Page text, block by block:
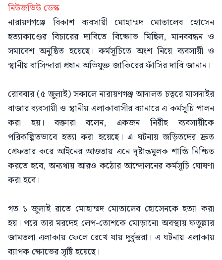
নিউজভিউ ডেস্ক
নারায়ণগঞ্জে বিকাশ ব্যবসায়ী মোহাম্মদ মোতালেব হোসেন
হত্যাকাণ্ডের বিচারের দাবিতে বিক্ষোভ মিছিল, মানববন্ধন ও
সমাবেশ অনুষ্ঠিত হয়েছে। কর্মসূচিতে অংশ নিয়ে ব্যবসায়ী ও
স্থানীয় বাসিন্দারা প্রধান অভিযুক্ত জাকিরের ফাঁসির দাবি জানান।
রোববার (৫ জুলাই) সকালে নারায়ণগঞ্জ আদালত চত্বরে মাসদাইর
বাজার ব্যবসায়ী ও স্থানীয় এলাকাবাসীর ব্যানারে এ কর্মসূচি পালন
করা হয়। বক্তারা বলেন, একজন নিরীহ ব্যবসায়ীকে
পরিকল্পিতভাবে হত্যা করা হয়েছে। এ ঘটনায় জড়িতদের দ্রুত
গ্রেফতার করে আইনের আওতায় এনে দৃষ্টান্তমূলক শাস্তি নিশ্চিত
করতে হবে, অন্যথায় আরও কঠোর আন্দোলনের কর্মসূচি ঘোষণা
করা হবে।
গত ১ জুলাই রাতে মোহাম্মদ মোতালেব হোসেনকে হত্যা করা
হয়। পরে তার মরদেহ লেপ-তোশকে মোড়ানো অবস্থায় ফতুল্লার
জামতলা এলাকায় ফেলে রেখে যায় দুর্বৃত্তরা। এ ঘটনায় এলাকায়
ব্যাপক ক্ষোভের সৃষ্টি হয়েছে।